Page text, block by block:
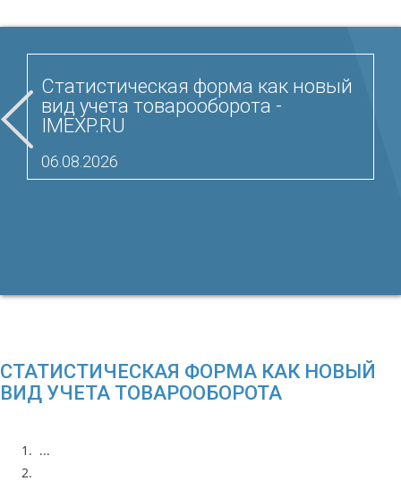
Статистическая форма как новый
вид учета товарооборота -
IMEXP.RU
06.08.2026
СТАТИСТИЧЕСКАЯ ФОРМА КАК НОВЫЙ
ВИД УЧЕТА ТОВАРООБОРОТА
...